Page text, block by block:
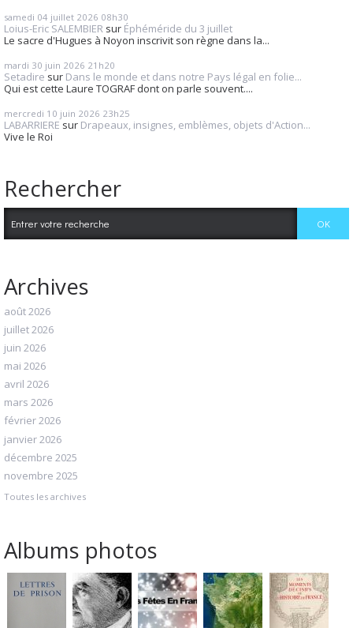
samedi 04 juillet 2026 08h30
Loius-Eric SALEMBIER sur Éphéméride du 3 juillet
Le sacre d'Hugues à Noyon inscrivit son règne dans la...
mardi 30 juin 2026 21h20
Setadire sur Dans le monde et dans notre Pays légal en folie...
Qui est cette Laure TOGRAF dont on parle souvent....
mercredi 10 juin 2026 23h25
LABARRIERE sur Drapeaux, insignes, emblèmes, objets d'Action...
Vive le Roi
Rechercher
Archives
août 2026
juillet 2026
juin 2026
mai 2026
avril 2026
mars 2026
février 2026
janvier 2026
décembre 2025
novembre 2025
Toutes les archives
Albums photos